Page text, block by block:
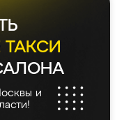
ТАКСИ
и